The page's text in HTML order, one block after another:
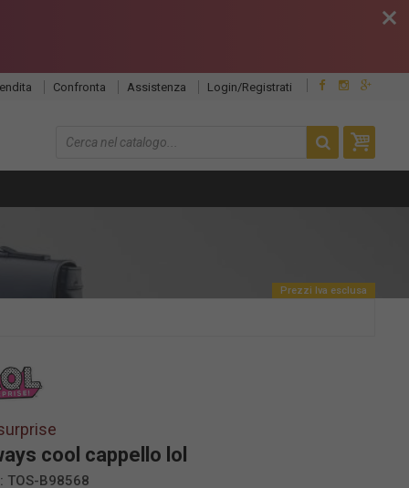
close
Confronta Assistenza Login/Registrati
Prezzi Iva esclusa
cool cappello lol
TOS-B98568